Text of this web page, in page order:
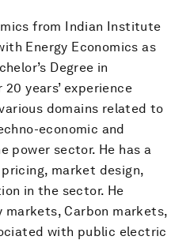
from Indian Institute
Energy Economics as
Degree in
20 years’ experience
domains related to
economic and
power sector. He has a
market design,
in the sector. He
Carbon markets,
with public electric